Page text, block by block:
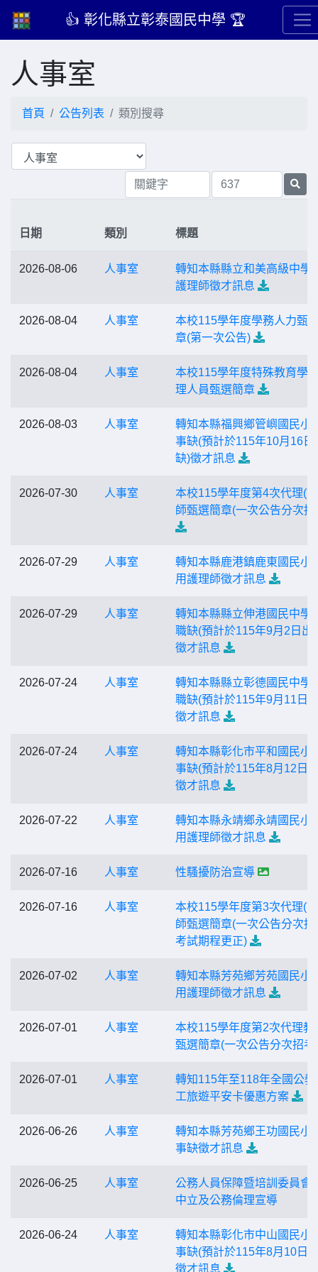
👍 彰化縣立彰泰國民中學 🏆
人事室
首頁 公告列表 類別搜尋
日期 類別 標題
2026-08-06 人事室
轉知本縣縣立和美高級中學
護理師徵才訊息
2026-08-04 人事室
本校115學年度學務人力甄
章(第一次公告)
2026-08-04 人事室
本校115學年度特殊教育學
理人員甄選簡章
2026-08-03 人事室
轉知本縣福興鄉管嶼國民小
事缺(預計於115年10月16日
缺)徵才訊息
2026-07-30 人事室
本校115學年度第4次代理(
師甄選簡章(一次公告分次招
2026-07-29 人事室
轉知本縣鹿港鎮鹿東國民小
用護理師徵才訊息
2026-07-29 人事室
轉知本縣縣立伸港國民中學
職缺(預計於115年9月2日出
徵才訊息
2026-07-24 人事室
轉知本縣縣立彰德國民中學
職缺(預計於115年9月11日
徵才訊息
2026-07-24 人事室
轉知本縣彰化市平和國民小
事缺(預計於115年8月12日
徵才訊息
2026-07-22 人事室
轉知本縣永靖鄉永靖國民小
用護理師徵才訊息
2026-07-16 人事室 性騷擾防治宣導
2026-07-16 人事室
本校115學年度第3次代理(
師甄選簡章(一次公告分次招
考試期程更正)
2026-07-02 人事室
轉知本縣芳苑鄉芳苑國民小
用護理師徵才訊息
2026-07-01 人事室
本校115學年度第2次代理教
甄選簡章(一次公告分次招考)
2026-07-01 人事室
轉知115年至118年全國公教
工旅遊平安卡優惠方案
2026-06-26 人事室
轉知本縣芳苑鄉王功國民小
事缺徵才訊息
2026-06-25 人事室
公務人員保障暨培訓委員會
中立及公務倫理宣導
2026-06-24 人事室
轉知本縣彰化市中山國民小
事缺(預計於115年8月10日
徵才訊息